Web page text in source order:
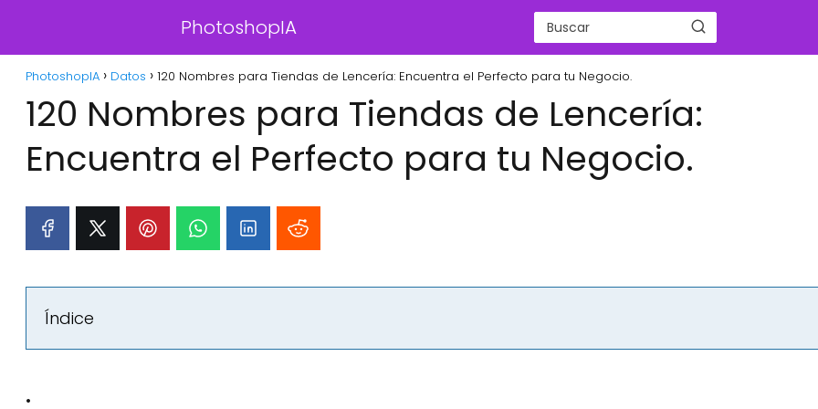
PhotoshopIA
PhotoshopIA Datos 120 Nombres para Tiendas de Lencería: Encuentra el Perfecto para tu Negocio.
120 Nombres para Tiendas de Lencería:
Encuentra el Perfecto para tu Negocio.
Índice